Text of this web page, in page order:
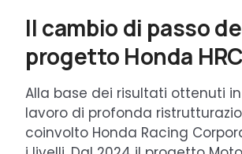
Il cambio di passo
progetto Honda
Alla base dei risultati ottenuti
lavoro di profonda
coinvolto Honda Racing